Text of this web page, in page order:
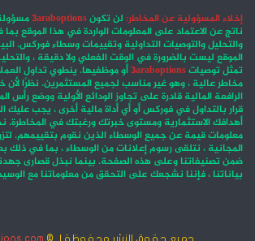
إخلاء المسؤولية عن المخاطر: لن تكون3araboptions
ناتج عن الاعتماد على المعلومات الواردة في هذا الموقع
والتحليل والتوصيات التداولية وتقييمات وسطاء فوركس.
الموقع ليست بالضرورة في الوقت الفعلي ولا دقيقة ،
تمثل توصيات3araboptionsأو موظفيها. ينطوي تداول
مخاطر عالية ، وهو غير مناسب لجميع المستثمرين. نظرًا لأن
الرافعة المالية قادرة على تجاوز الودائع الأولية ووضع رأس
قرار بالتداول في فوركس أو أي أداة مالية أخرى ، يجب عليك
أهدافك الاستثمارية ومستوى خبرتك ورغبتك في
معلومات قيمة عن جميع الوسطاء الذين نقوم بتقييمهم.
المجانية ، نتلقى رسوم إعلانات من الوسطاء ، بما في ذلك
ضمن تصنيفاتنا وعلى هذه الصفحة. بينما نبذل قصارى
بياناتنا ، فإننا نشجعك على التحقق من معلوماتنا مع
جميع حقوق النشر محفوظة لـ ©